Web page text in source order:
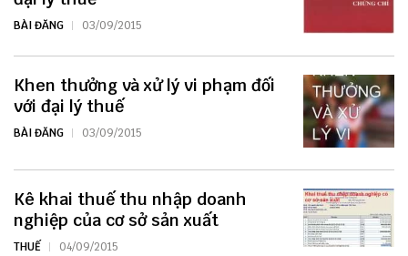
BÀI ĐĂNG 03/09/2015
Khen thưởng và xử lý vi phạm đối
với đại lý thuế
BÀI ĐĂNG 03/09/2015
Kê khai thuế thu nhập doanh
nghiệp của cơ sở sản xuất
THUẾ 04/09/2015